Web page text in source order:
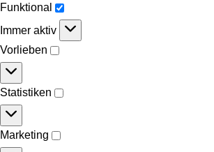
Funktional
Immer aktiv
Vorlieben
Statistiken
Marketing